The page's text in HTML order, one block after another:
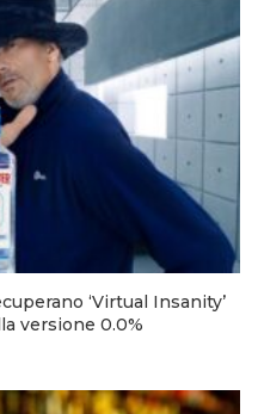
‘Virtual Insanity’
versione 0.0%